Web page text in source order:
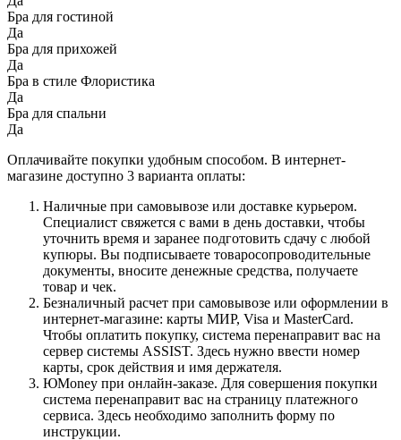
Бра для гостиной
Да
Бра для прихожей
Да
Бра в стиле Флористика
Да
Бра для спальни
Да
Оплачивайте покупки удобным способом. В интернет-
магазине доступно 3 варианта оплаты:
Наличные при самовывозе или доставке курьером.
Специалист свяжется с вами в день доставки, чтобы
уточнить время и заранее подготовить сдачу с любой
купюры. Вы подписываете товаросопроводительные
документы, вносите денежные средства, получаете
товар и чек.
Безналичный расчет при самовывозе или оформлении в
интернет-магазине: карты МИР, Visa и MasterCard.
Чтобы оплатить покупку, система перенаправит вас на
сервер системы ASSIST. Здесь нужно ввести номер
карты, срок действия и имя держателя.
ЮMoney при онлайн-заказе. Для совершения покупки
система перенаправит вас на страницу платежного
сервиса. Здесь необходимо заполнить форму по
инструкции.